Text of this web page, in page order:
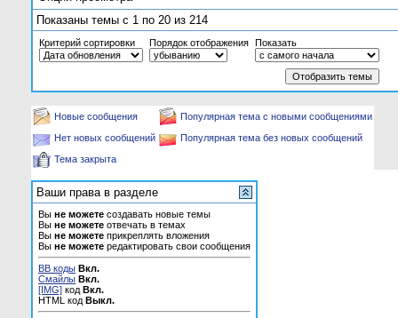
Показаны темы с 1 по 20 из 214
Критерий сортировки Порядок отображения Показать
Новые сообщения
Популярная тема с новыми сообщениями
Нет новых сообщений
Популярная тема без новых сообщений
Тема закрыта
Ваши права в разделе
Вы не можете создавать новые темы
Вы не можете отвечать в темах
Вы не можете прикреплять вложения
Вы не можете редактировать свои сообщения
BB коды Вкл.
Смайлы Вкл.
[IMG] код Вкл.
HTML код Выкл.